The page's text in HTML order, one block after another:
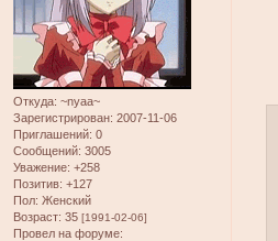
Откуда: ~nyaa~
Зарегистрирован: 2007-11-06
Приглашений: 0
Сообщений: 3005
Уважение: +258
Позитив: +127
Пол: Женский
Возраст: 35 [1991-02-06]
Провел на форуме: